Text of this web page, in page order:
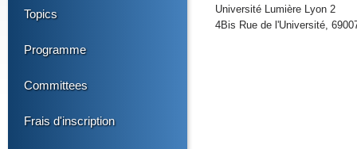
Topics
Programme
Committees
Frais d'inscription
Université Lumière Lyon 2
4Bis Rue de l'Université,